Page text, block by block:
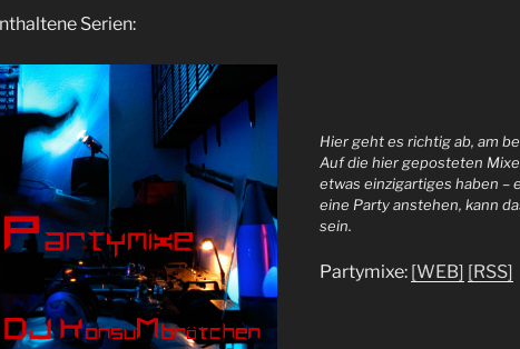
Serien:
Hier geht es richtig ab, am
Auf die hier geposteten
etwas einzigartiges haben –
eine Party anstehen, kann
sein.
Partymixe: [WEB] [RSS]